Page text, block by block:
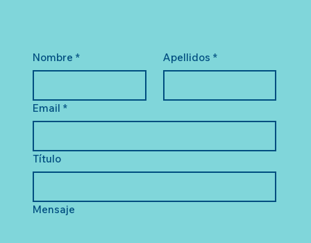
Nombre * Apellidos *
Email *
Título
Mensaje